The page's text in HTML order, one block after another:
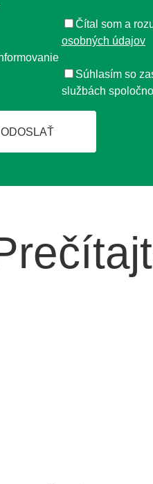
Čítal som a
osobných údajov
Súhlasím so
službách
ODOSLAŤ